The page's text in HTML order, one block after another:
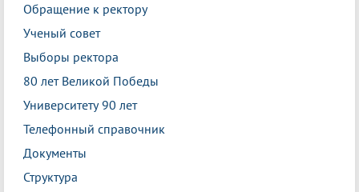
Обращение к ректору
Ученый совет
Выборы ректора
80 лет Великой Победы
Университету 90 лет
Телефонный справочник
Документы
Структура